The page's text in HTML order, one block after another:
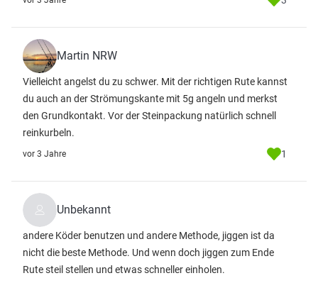
Martin NRW
Vielleicht angelst du zu schwer. Mit der richtigen Rute kannst
du auch an der Strömungskante mit 5g angeln und merkst
den Grundkontakt. Vor der Steinpackung natürlich schnell
reinkurbeln.
vor 3 Jahre 1
Unbekannt
andere Köder benutzen und andere Methode, jiggen ist da
nicht die beste Methode. Und wenn doch jiggen zum Ende
Rute steil stellen und etwas schneller einholen.